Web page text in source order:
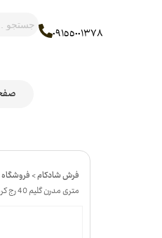
٠٩١٥٥٠٠١٣٧٨
فرش شادکام>فروشگاه
متری مدرن گلیم 40 رج کرم / بژ 200*300 مستطیل 10 کیلو